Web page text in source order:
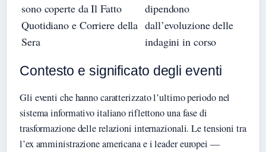
sono coperte da Il Fatto
Quotidiano e Corriere della
Sera
dipendono
dall’evoluzione delle
indagini in corso
Contesto e significato degli eventi
Gli eventi che hanno caratterizzato l’ultimo periodo nel
sistema informativo italiano riflettono una fase di
trasformazione delle relazioni internazionali. Le tensioni tra
l’ex amministrazione americana e i leader europei —